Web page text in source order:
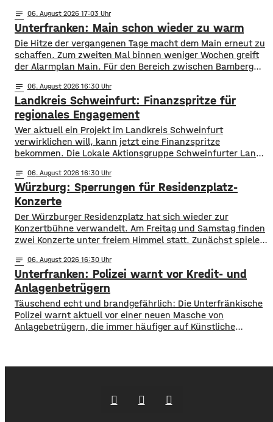
notes 06. August 2026 17:03
Unterfranken: Main schon wieder zu warm
Die Hitze der vergangenen Tage macht dem Main erneut zu
schaffen. Zum zweiten Mal binnen weniger Wochen greift
der Alarmplan Main. Für den Bereich zwischen Bamberg
mainabwärts die zweite von drei Warnstufen. Zwar gibt es
aktuell mit dem Sauerstoffgehalt im Wasser noch keine
Probleme, allerdings ist die Wassertemperatur
notes 06. August 2026 16:30
Landkreis Schweinfurt: Finanzspritze für
regionales Engagement
Wer aktuell ein Projekt im Landkreis Schweinfurt
verwirklichen will, kann jetzt eine Finanzspritze
bekommen. Die Lokale Aktionsgruppe Schweinfurter Land
Bewerben können sich Bürger, Vereine und Organisationen.
Die Projekte sollen den Entwicklungszielen des Landkreises
dienen und das Bürgerengagement des Schweinfurter
Lands stärken. Die Entwicklungsziele sind:
Daseinsvorsorge, sozialer Zusammenhalt,
notes 06. August 2026 16:30
Würzburg: Sperrungen für Residenzplatz-
Konzerte
Der Würzburger Residenzplatz hat sich wieder zur
Konzertbühne verwandelt. Am Freitag und Samstag finden
zwei Konzerte unter freiem Himmel statt. Zunächst spielen
Samstag ist dann das Konzert des Duos Fast Boy. Das
Konzert von Roy Bianco und den Abbrunzati Boys ist
ausverkauft, rund 16.000 Menschen werden
notes 06. August 2026 16:30
Unterfranken: Polizei warnt vor Kredit- und
Anlagenbetrügern
​​Täuschend echt und brandgefährlich: Die Unterfränkische
Polizei warnt aktuell vor einer neuen Masche von
Anlagebetrügern, die immer häufiger auf Künstliche